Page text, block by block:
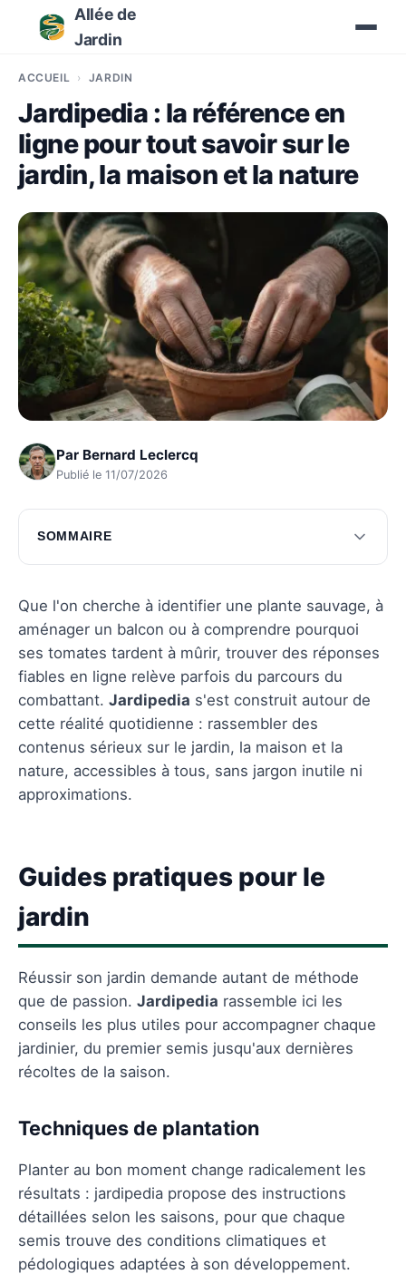
Allée de
Jardin
ACCUEIL JARDIN
Jardipedia : la référence en
ligne pour tout savoir sur le
jardin, la maison et la nature
Par Bernard Leclercq
Publié le 11/07/2026
SOMMAIRE
Guides pratiques pour le jardin
Décoration intérieure et aménagement
Sciences naturelles et environnement
Questions fréquentes
Que l'on cherche à identifier une plante sauvage, à
aménager un balcon ou à comprendre pourquoi
ses tomates tardent à mûrir, trouver des réponses
fiables en ligne relève parfois du parcours du
combattant. Jardipedia s'est construit autour de
cette réalité quotidienne : rassembler des
contenus sérieux sur le jardin, la maison et la
nature, accessibles à tous, sans jargon inutile ni
approximations.
Guides pratiques pour le
jardin
Réussir son jardin demande autant de méthode
que de passion. Jardipedia rassemble ici les
conseils les plus utiles pour accompagner chaque
jardinier, du premier semis jusqu'aux dernières
récoltes de la saison.
Techniques de plantation
Planter au bon moment change radicalement les
résultats : jardipedia propose des instructions
détaillées selon les saisons, pour que chaque
semis trouve des conditions climatiques et
pédologiques adaptées à son développement.